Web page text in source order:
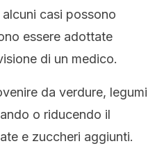
casi possono
essere adottate
di un medico.
da verdure, legumi
o riducendo il
e zuccheri aggiunti.